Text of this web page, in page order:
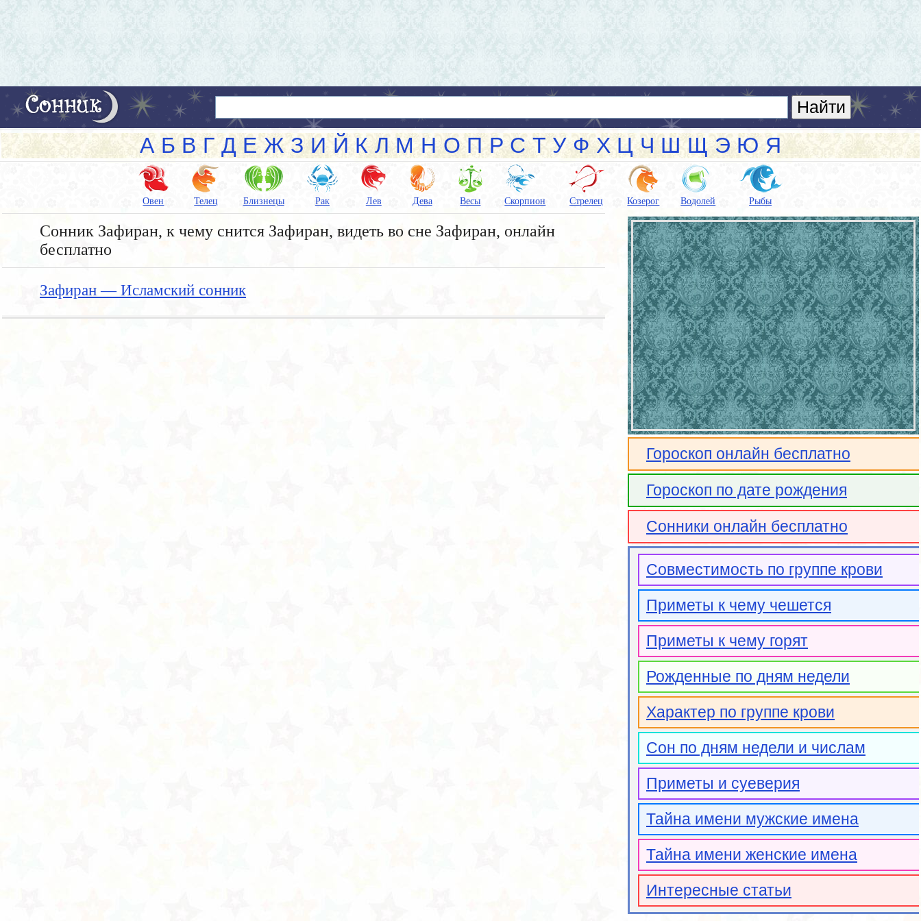
А Б В Г Д Е Ж З И Й К Л М Н О П Р С Т У Ф Х Ц Ч Ш Щ Э Ю Я
Овен Телец Близнецы Рак Лев Дева Весы Скорпион Стрелец Козерог Водолей Рыбы
Сонник Зафиран, к чему снится Зафиран, видеть во сне Зафиран, онлайн
бесплатно
Зафиран — Исламский сонник
Гороскоп онлайн бесплатно
Гороскоп по дате рождения
Сонники онлайн бесплатно
Совместимость по группе крови
Приметы к чему чешется
Приметы к чему горят
Рожденные по дням недели
Характер по группе крови
Сон по дням недели и числам
Приметы и суеверия
Тайна имени мужские имена
Тайна имени женские имена
Интересные статьи